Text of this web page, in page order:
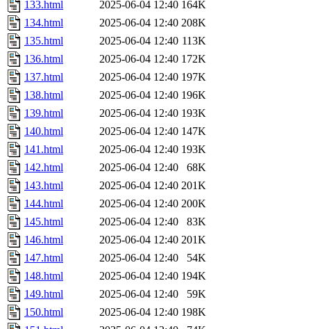
133.html
2025-06-04 12:40 164K
134.html
2025-06-04 12:40 208K
135.html
2025-06-04 12:40 113K
136.html
2025-06-04 12:40 172K
137.html
2025-06-04 12:40 197K
138.html
2025-06-04 12:40 196K
139.html
2025-06-04 12:40 193K
140.html
2025-06-04 12:40 147K
141.html
2025-06-04 12:40 193K
142.html
2025-06-04 12:40
68K
143.html
2025-06-04 12:40 201K
144.html
2025-06-04 12:40 200K
145.html
2025-06-04 12:40
83K
146.html
2025-06-04 12:40 201K
147.html
2025-06-04 12:40
54K
148.html
2025-06-04 12:40 194K
149.html
2025-06-04 12:40
59K
150.html
2025-06-04 12:40 198K